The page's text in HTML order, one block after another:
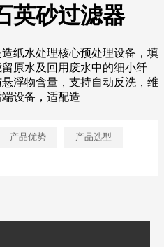
英砂过滤器
纸水处理核心预处理设备，填
原水及回用废水中的细小纤
浮物含量，支持自动反洗，维
设备，适配造
产品优势
产品选型